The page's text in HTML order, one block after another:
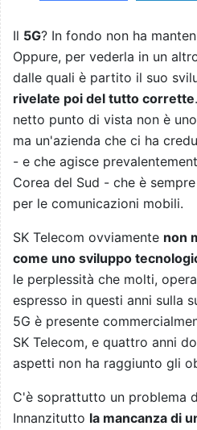
Il 5G? In fondo non ha
Oppure, per vederla in un
dalle quali è partito il suo
rivelate poi del tutto corrette
netto punto di vista non è
ma un'azienda che ci ha
- e che agisce
Corea del Sud - che è
per le comunicazioni mobili.
SK Telecom ovviamente non
come uno sviluppo
le perplessità che molti,
espresso in questi anni sulla
5G è presente
SK Telecom, e quattro anni
aspetti non ha raggiunto gli
C'è soprattutto un problema
Innanzitutto la mancanza di